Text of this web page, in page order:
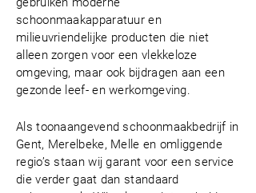
schoonmaakapparatuur en
milieuvriendelijke producten die niet
alleen zorgen voor een vlekkeloze
omgeving, maar ook bijdragen aan een
gezonde leef- en werkomgeving.
Als toonaangevend schoonmaakbedrijf in
Gent, Merelbeke, Melle en omliggende
regio’s staan wij garant voor een service
die verder gaat dan standaard